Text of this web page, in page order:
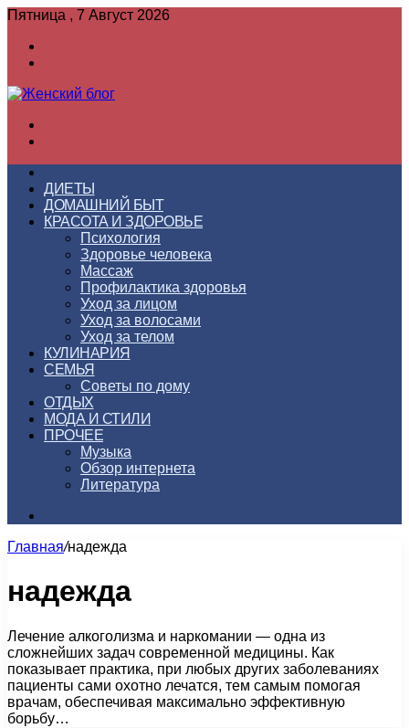
Пятница , 7 Август 2026
ДИЕТЫ
ДОМАШНИЙ БЫТ
КРАСОТА И ЗДОРОВЬЕ
Психология
Здоровье человека
Массаж
Профилактика здоровья
Уход за лицом
Уход за волосами
Уход за телом
КУЛИНАРИЯ
СЕМЬЯ
Советы по дому
ОТДЫХ
МОДА И СТИЛИ
ПРОЧЕЕ
Музыка
Обзор интернета
Литература
Главная/надежда
надежда
Лечение алкоголизма и наркомании — одна из
сложнейших задач современной медицины. Как
показывает практика, при любых других заболеваниях
пациенты сами охотно лечатся, тем самым помогая
врачам, обеспечивая максимально эффективную
борьбу…